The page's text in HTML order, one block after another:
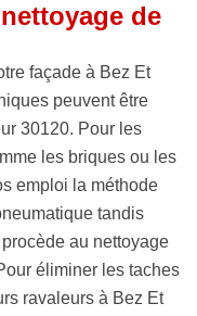
de
façade à Bez Et
peuvent être
30120. Pour les
les briques ou les
emploi la méthode
tandis
au nettoyage
éliminer les taches
ravaleurs à Bez Et